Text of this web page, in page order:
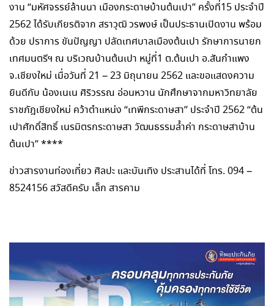
งาน “มหัศจรรย์ล้านนา เมืองกระดาษบ้านต้นเปา” ครั้งที่15 ประจำปี
2562 ได้รับเกียรติจาก สราวุฒิ วรพงษ์ เป็นประธานเปิดงาน พร้อม
ด้วย ปราการ ขันปัญญา ปลัดเทศบาลเมืองต้นเปา รักษาการนายก
เทศมนตรีฯ ณ บริเวณบ้านต้นเปา หมู่ที่1 ต.ต้นเปา อ.สันกำแพง
จ.เชียงใหม่ เมื่อวันที่ 21 – 23 มิถุนายน 2562 และขอแสดงความ
ยินดีกับ น้องเนเน ศิริวรรณ อ่อนหวาน นักศึกษาจากมหาวิทยาลัย
ราชภัฎเชียงใหม่ คว้าตำแหน่ง “เทพีกระดาษสา” ประจำปี 2562 “ต้น
เปาศักดิ์สิทธิ์ เนรมิตรกระดาษสา วัฒนธรรมล้ำค่า กระดาษสาบ้าน
ต้นเปา” ****
ข่าวสารงานท่องเที่ยว ศิลปะ และบันเทิง ประสานได้ที่ โทร. 094 –
8524156 สวัสดีครับ เล็ก สารคาม